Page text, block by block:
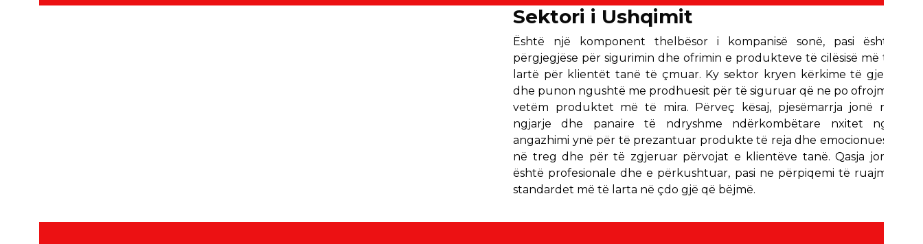
Sektori i Ushqimit
Është një komponent thelbësor i kompanisë sonë, pasi është
përgjegjëse për sigurimin dhe ofrimin e produkteve të cilësisë më të
lartë për klientët tanë të çmuar. Ky sektor kryen kërkime të gjera
dhe punon ngushtë me prodhuesit për të siguruar që ne po ofrojmë
vetëm produktet më të mira. Përveç kësaj, pjesëmarrja jonë në
ngjarje dhe panaire të ndryshme ndërkombëtare nxitet nga
angazhimi ynë për të prezantuar produkte të reja dhe emocionuese
në treg dhe për të zgjeruar përvojat e klientëve tanë. Qasja jonë
është profesionale dhe e përkushtuar, pasi ne përpiqemi të ruajmë
standardet më të larta në çdo gjë që bëjmë.